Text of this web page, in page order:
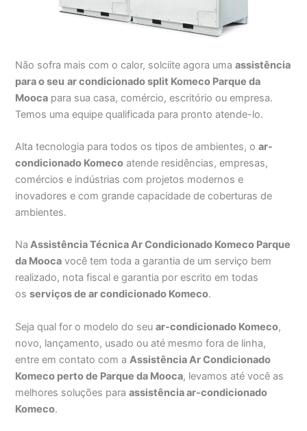
Não sofra mais com o calor, solciite agora umaassistência
para o seu ar condicionado split Komeco Parque da
Mooca para sua casa, comércio, escritório ou empresa.
Temos uma equipe qualificada para pronto atende-lo.
Alta tecnologia para todos os tipos de ambientes, oar-
condicionado Komeco atende residências, empresas,
comércios e indústrias com projetos modernos e
inovadores e com grande capacidade de coberturas de
ambientes.
Na Assistência Técnica Ar Condicionado Komeco Parque
da Mooca você tem toda a garantia de um serviço bem
realizado, nota fiscal e garantia por escrito em todas
osserviços de ar condicionado Komeco.
Seja qual for o modelo do seuar-condicionado Komeco,
novo, lançamento, usado ou até mesmo fora de linha,
entre em contato com a Assistência Ar Condicionado
Komeco perto de Parque da Mooca, levamos até você as
melhores soluções paraassistência ar-condicionado
Komeco.